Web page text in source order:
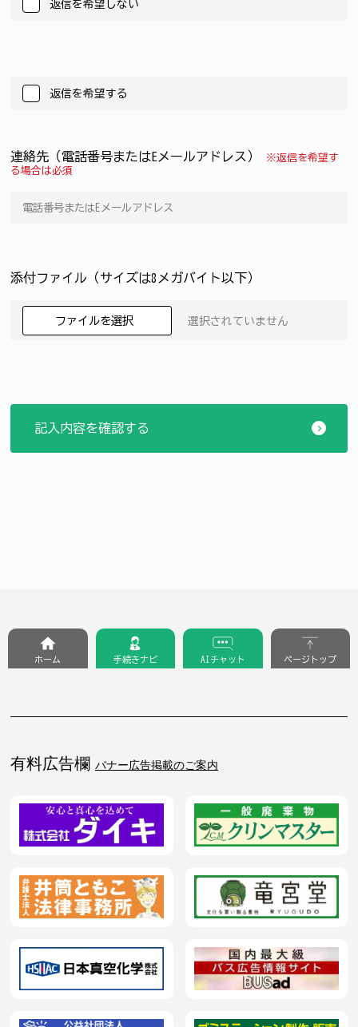
返信を希望しない
返信を希望する
連絡先（電話番号またはEメールアドレス）
※返信を希望す
る場合は必須
添付ファイル（サイズは8メガバイト以下）
ファイルを選択 選択されていません
有料広告欄 バナー広告掲載のご案内
ホーム 手続きナビ AIチャット ページトップ